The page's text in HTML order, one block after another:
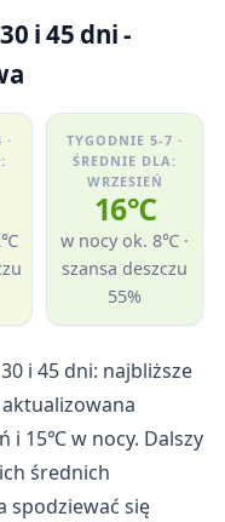
i 45 dni -
·
TYGODNIE 5-7 ·
ŚREDNIE DLA:
WRZESIEŃ
16℃
w nocy ok. 8℃ ·
szansa deszczu
55%
i 45 dni: najbliższe
i 15℃ w nocy. Dalszy
średnich
spodziewać się